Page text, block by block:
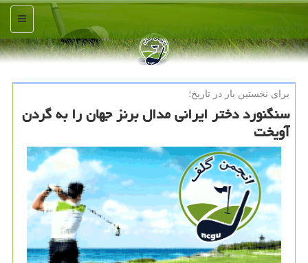
منو
برای نخستین بار در تاریخ؛
سنگنورد دختر ایرانی مدال برنز جهان را به گردن
آویخت